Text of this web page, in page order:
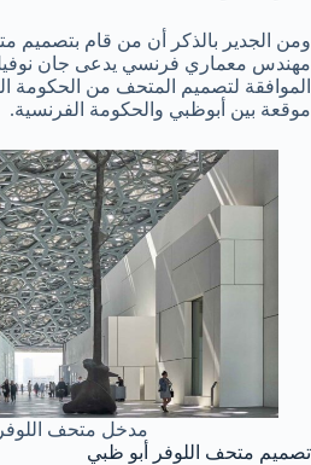
ومن الجدير بالذكر أن من قام بتصميم
مهندس معماري فرنسي يدعى جان
الموافقة لتصميم المتحف من الحكومة
موقعة بين أبوظبي والحكومة الفرنسية.
مدخل متحف
تصميم متحف اللوفر أبو ظبي